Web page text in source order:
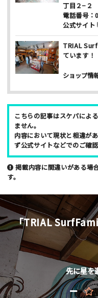
ニックネーム （任意/公
性別
男性
女性
年齢
10代
20代
お名前 （非公開/任意）
メールアドレス （非公
当サイトへメッセージ
丁目２−２
電話番号：
公式サイト
TRIAL
ています！
ショップ情
こちらの記事はスケパによる
ません。
内容において現状と相違が
ず公式サイトなどでのご確
掲載内容に間違いがある場
す。
「TRIAL
先に星を